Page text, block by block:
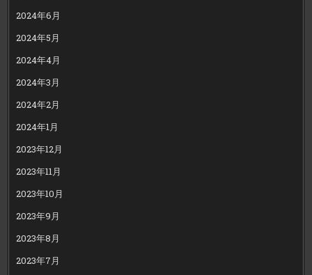
2024年6月
2024年5月
2024年4月
2024年3月
2024年2月
2024年1月
2023年12月
2023年11月
2023年10月
2023年9月
2023年8月
2023年7月